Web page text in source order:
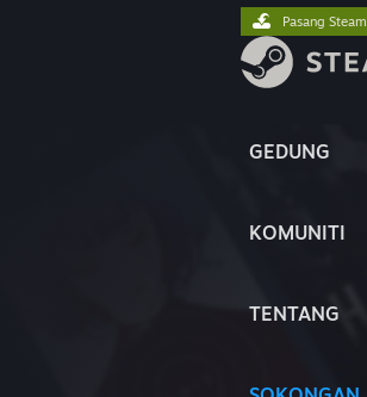
GEDUNG
KOMUNITI
TENTANG
Pasang Steam